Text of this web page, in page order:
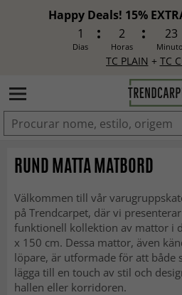
Happy Deals! 15%
1
Dias
2
Horas
23
TC PLAIN + TC
ADICIONADO
RUND MATTA MATBORD
Välkommen till vår
på Trendcarpet, där vi
funktionell kollektion av mattor i
x 150 cm. Dessa mattor, även
löpare, är utformade för att både
lägga till en touch av stil och
hallen eller korridoren.